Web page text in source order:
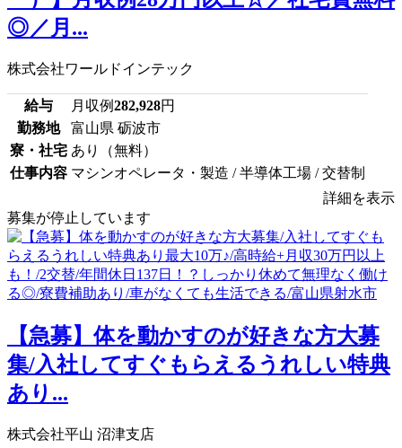
◎／月...
株式会社ワールドインテック
給与 月収例282,928円
勤務地
富山県 砺波市
寮・社宅 あり（無料）
仕事内容 マシンオペレータ・製造 / 半導体工場 / 交替制
詳細を表示
募集が停止しています
【急募】体を動かすのが好きな方大募
集/入社してすぐもらえるうれしい特典
あり...
株式会社平山 沼津支店